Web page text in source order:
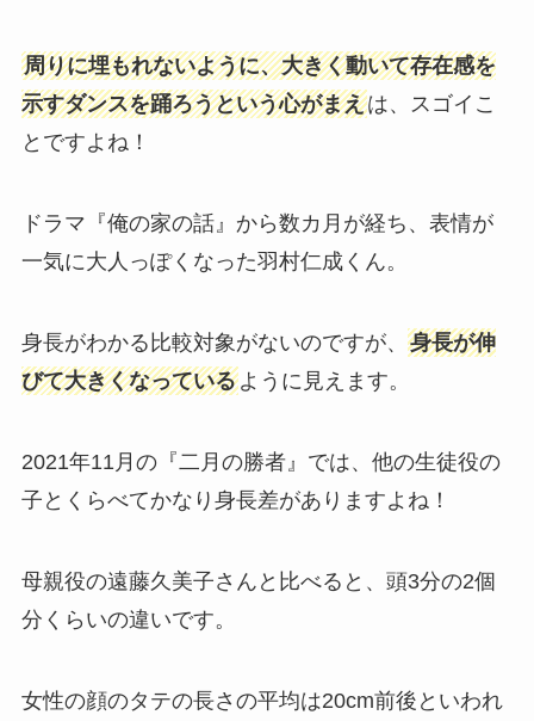
周りに埋もれないように、大きく動いて存在感を
示すダンスを踊ろうという心がまえは、スゴイこ
とですよね！
ドラマ『俺の家の話』から数カ月が経ち、表情が
一気に大人っぽくなった羽村仁成くん。
身長がわかる比較対象がないのですが、 身長が伸
びて大きくなっているように見えます。
2021年11月の『二月の勝者』では、他の生徒役の
子とくらべてかなり身長差がありますよね！
母親役の遠藤久美子さんと比べると、頭3分の2個
分くらいの違いです。
女性の顔のタテの長さの平均は20cm前後といわれ